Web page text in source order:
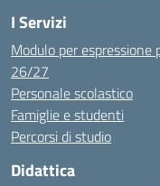
I Servizi
Modulo per espressione
26/27
Personale scolastico
Famiglie e studenti
Percorsi di studio
Didattica